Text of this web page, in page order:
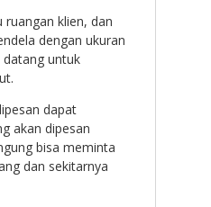
klien, dan
dengan ukuran
untuk
dapat
akan dipesan
bisa meminta
dan sekitarnya